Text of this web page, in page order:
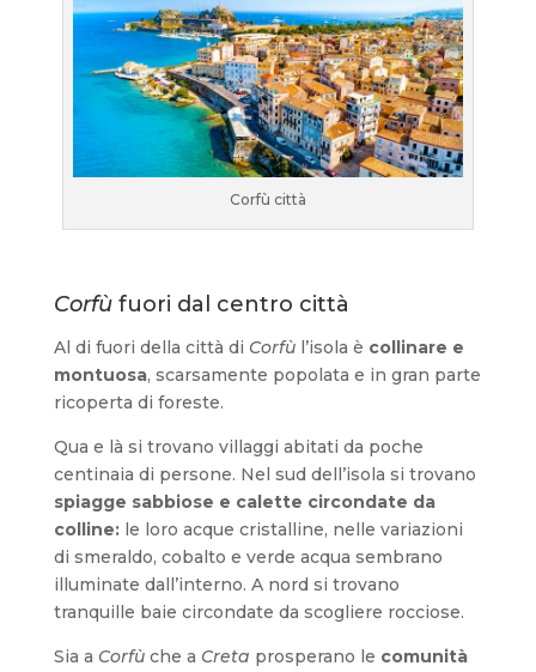
Corfù città
Corfùfuori dal centro città
Al di fuori della città di Corfùl’isola è collinare e
montuosa, scarsamente popolata e in gran parte
ricoperta di foreste.
Qua e là si trovano villaggi abitati da poche
centinaia di persone. Nel sud dell’isola si trovano
spiagge sabbiose e calette circondate da
colline:le loro acque cristalline, nelle variazioni
di smeraldo, cobalto e verde acqua sembrano
illuminate dall’interno. A nord si trovano
tranquille baie circondate da scogliere rocciose.
Sia a Corfùche a Creta prosperano le comunità